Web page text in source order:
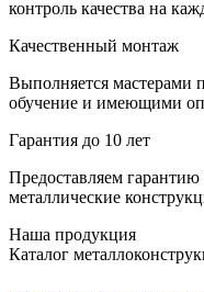
контроль качества на
Качественный монтаж
Выполняется мастерами
обучение и имеющими
Гарантия до 10 лет
Предоставляем
металлические
Наша продукция
Каталог